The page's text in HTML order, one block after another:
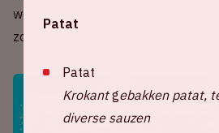
worden en de ultieme aftrap van
zomer.
Patat
Patat
Krokantgebakken patat,
diverse sauzen